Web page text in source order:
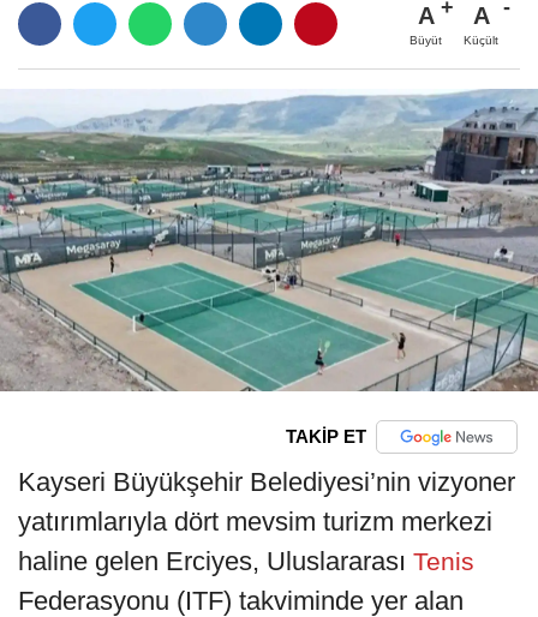
A
Büyüt
A
Küçült
TAKİP ET
Kayseri Büyükşehir Belediyesi’nin vizyoner
yatırımlarıyla dört mevsim turizm merkezi
haline gelen Erciyes, Uluslararası Tenis
Federasyonu (ITF) takviminde yer alan